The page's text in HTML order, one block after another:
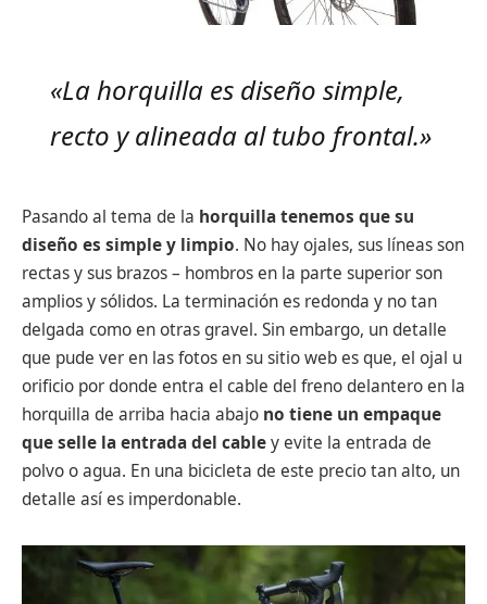
«La horquilla es diseño simple,
recto y alineada al tubo frontal.»
Pasando al tema de la horquilla tenemos que su
diseño es simple y limpio. No hay ojales, sus líneas son
rectas y sus brazos – hombros en la parte superior son
amplios y sólidos. La terminación es redonda y no tan
delgada como en otras gravel. Sin embargo, un detalle
que pude ver en las fotos en su sitio web es que, el ojal u
orificio por donde entra el cable del freno delantero en la
horquilla de arriba hacia abajo no tiene un empaque
que selle la entrada del cabley evite la entrada de
polvo o agua. En una bicicleta de este precio tan alto, un
detalle así es imperdonable.